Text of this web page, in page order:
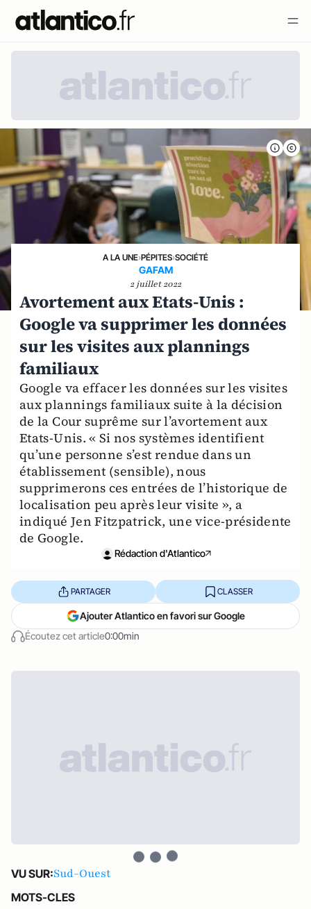
A LA UNE›PÉPITES›SOCIÉTÉ
GAFAM
2 juillet 2022
Avortement aux Etats-Unis :
Google va supprimer les données
sur les visites aux plannings
familiaux
Google va effacer les données sur les visites
aux plannings familiaux suite à la décision
de la Cour suprême sur l’avortement aux
Etats-Unis. « Si nos systèmes identifient
qu’une personne s’est rendue dans un
établissement (sensible), nous
supprimerons ces entrées de l’historique de
localisation peu après leur visite », a
indiqué Jen Fitzpatrick, une vice-présidente
de Google.
Rédaction d'Atlantico
Écoutez cet article0:00min
PARTAGER CLASSER
Ajouter Atlantico en favori sur Google
VU SUR:Sud-Ouest
MOTS-CLES